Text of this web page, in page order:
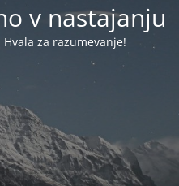
v nastajanju
za razumevanje!